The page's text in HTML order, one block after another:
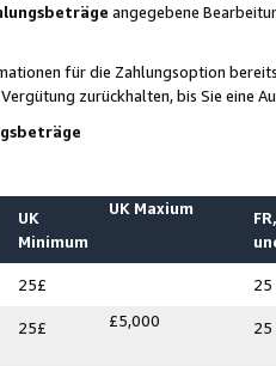
angegebene
für die Zahlungsoption
zurückhalten, bis Sie
UK
Minimum
UK Maxium
25£ 25
25£ £5,000 25